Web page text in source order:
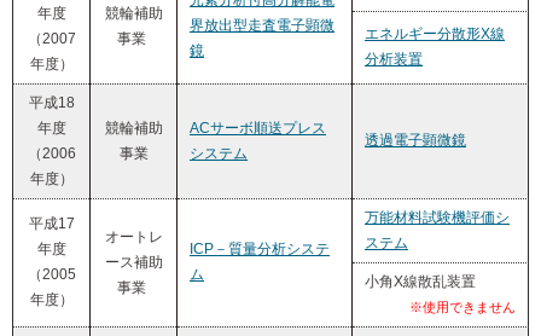
年度
（2007
年度）
競輪補助
事業
界放出型走査電子顕微
鏡
エネルギー分散形X線
分析装置
平成18
年度
（2006
年度）
競輪補助
事業
ACサーボ順送プレス
システム
透過電子顕微鏡
平成17
年度
（2005
年度）
オートレ
ース補助
事業
ICP－質量分析システ
ム
万能材料試験機評価シ
ステム
小角X線散乱装置
※使用できません